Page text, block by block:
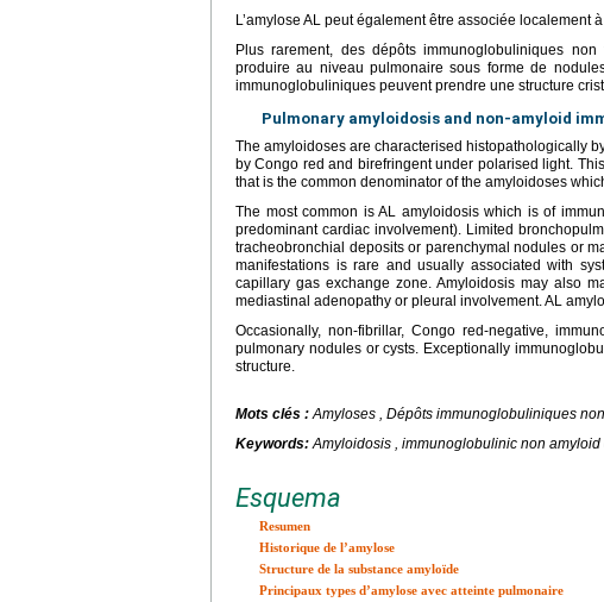
L’amylose AL peut également être associée localement
Plus rarement, des dépôts immunoglobuliniques
produire au niveau pulmonaire sous forme de
immunoglobuliniques peuvent prendre une structure
Pulmonary amyloidosis and non-amyloid
The amyloidoses are characterised histopathologically
by Congo red and birefringent under polarised light.
that is the common denominator of the amyloidoses
The most common is AL amyloidosis which is of
predominant cardiac involvement). Limited
tracheobronchial deposits or parenchymal nodules or
manifestations is rare and usually associated with
capillary gas exchange zone. Amyloidosis may also
mediastinal adenopathy or pleural involvement. AL
Occasionally, non-fibrillar, Congo red-negative,
pulmonary nodules or cysts. Exceptionally
structure.
Mots clés :Amyloses , Dépôts immunoglobuliniques
Keywords:Amyloidosis , immunoglobulinic non
Esquema
Resumen
Historique de l’amylose
Structure de la substance amyloïde
Principaux types d’amylose avec atteinte pulmonaire